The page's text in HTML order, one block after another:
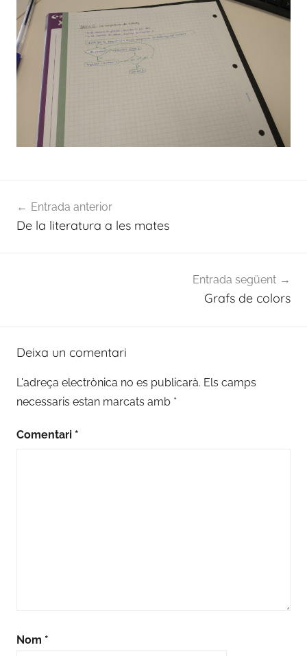
d'entrades
Entrada anterior
De la literatura a les mates
Entrada següent
Grafs de colors
Deixa un comentari
L'adreça electrònica no es publicarà. Els camps
necessaris estan marcats amb *
Comentari *
Nom *